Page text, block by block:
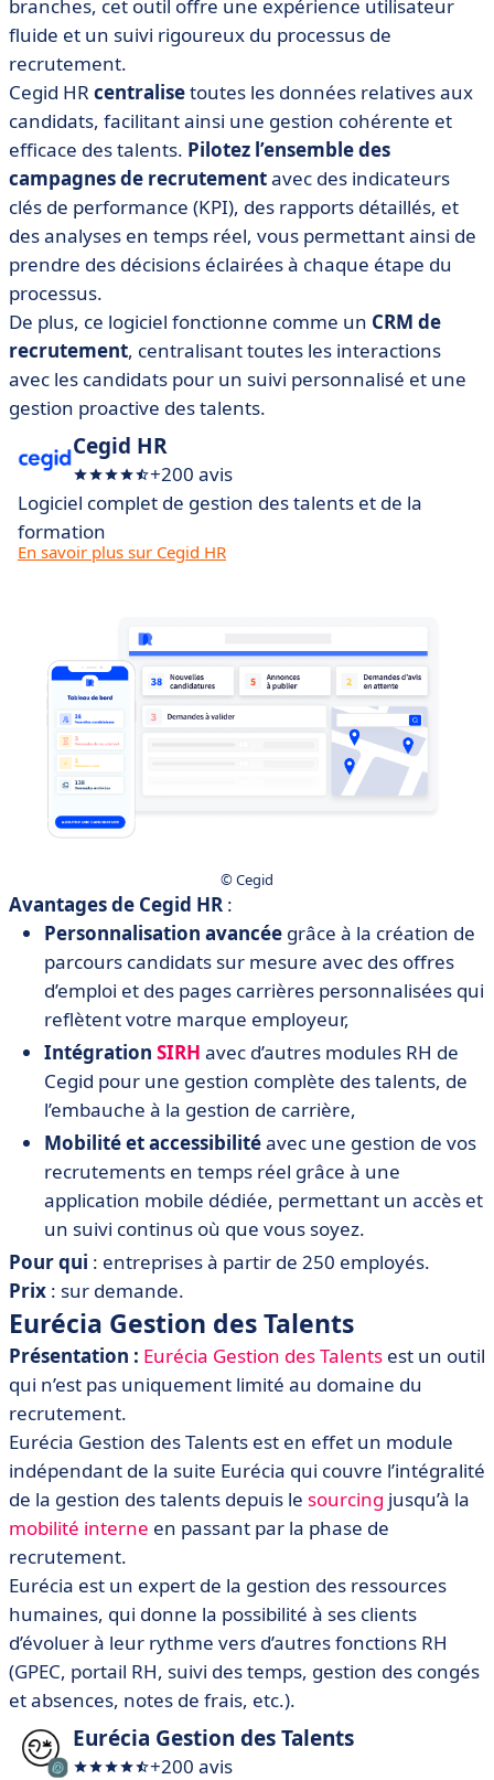
branches, cet outil offre une expérience utilisateur
fluide et un suivi rigoureux du processus de
recrutement.
Cegid HR centralisetoutes les données relatives aux
candidats, facilitant ainsi une gestion cohérente et
efficace des talents. Pilotez l’ensemble des
campagnes de recrutementavec des indicateurs
clés de performance (KPI), des rapports détaillés, et
des analyses en temps réel, vous permettant ainsi de
prendre des décisions éclairées à chaque étape du
processus.
De plus, ce logiciel fonctionne comme un CRM de
recrutement, centralisant toutes les interactions
avec les candidats pour un suivi personnalisé et une
gestion proactive des talents.
Cegid HR
+200 avis
Logiciel complet de gestion des talents et de la
formation
En savoir plus sur Cegid HR
© Cegid
Avantages de Cegid HR :
Personnalisation avancée grâce à la création de
parcours candidats sur mesure avec des offres
d’emploi et des pages carrières personnalisées qui
reflètent votre marque employeur,
Intégration SIRH avec d’autres modules RH de
Cegid pour une gestion complète des talents, de
l’embauche à la gestion de carrière,
Mobilité et accessibilitéavec une gestion de vos
recrutements en temps réel grâce à une
application mobile dédiée, permettant un accès et
un suivi continus où que vous soyez.
Pour qui : entreprises à partir de 250 employés.
Prix : sur demande.
Eurécia Gestion des Talents
Présentation : Eurécia Gestion des Talents est un outil
qui n’est pas uniquement limité au domaine du
recrutement.
Eurécia Gestion des Talents est en effet un module
indépendant de la suite Eurécia qui couvre l’intégralité
de la gestion des talents depuis le sourcing jusqu’à la
mobilité interne en passant par la phase de
recrutement.
Eurécia est un expert de la gestion des ressources
humaines, qui donne la possibilité à ses clients
d’évoluer à leur rythme vers d’autres fonctions RH
(GPEC, portail RH, suivi des temps, gestion des congés
et absences, notes de frais, etc.).
Eurécia Gestion des Talents
+200 avis